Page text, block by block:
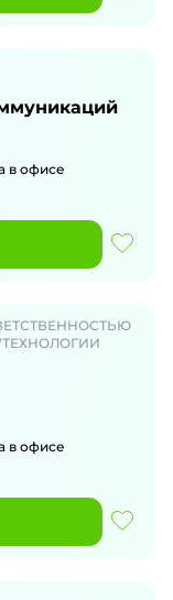
в офисе
в офисе